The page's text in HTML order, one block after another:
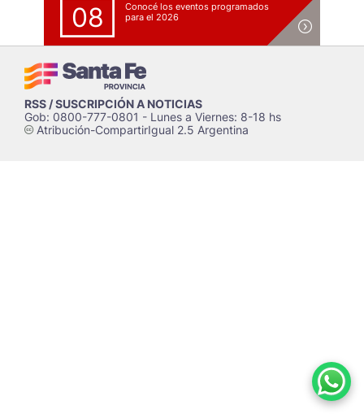
08
Conocé los eventos programados
para el 2026
RSS / SUSCRIPCIÓN A NOTICIAS
Gob: 0800-777-0801 - Lunes a Viernes: 8-18 hs
cAtribución-CompartirIgual 2.5 Argentina